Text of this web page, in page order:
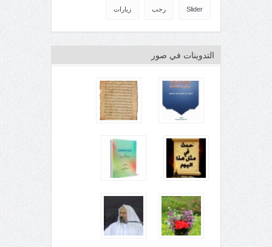
Slider رجب زيارات
التدوينات في صور